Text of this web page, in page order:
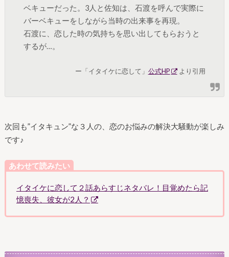
ベキューだった。3人と佐知は、石渡を呼んで実際に
バーベキューをしながら当時の出来事を再現。
石渡に、恋した時の気持ちを思い出してもらおうと
するが…。
ー「イタイケに恋して」 公式HP より引用
次回も”イタキュン”な３人の、恋のお悩みの解決大騒動が楽しみ
です♪
あわせて読みたい
イタイケに恋して２話あらすじネタバレ！目覚めたら記
憶喪失、彼女が2人？